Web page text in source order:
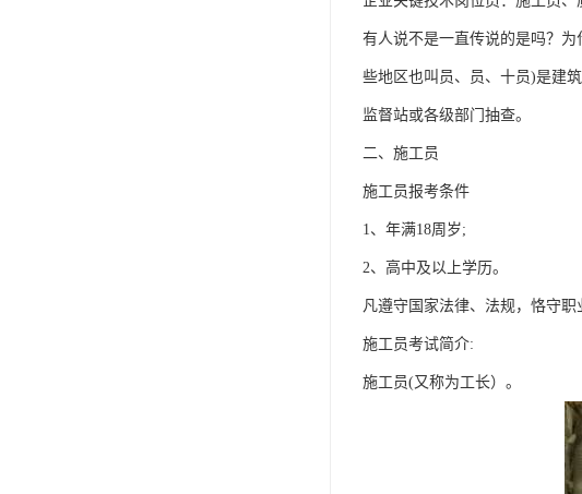
有人说不是一直传说的是吗？
些地区也叫员、员、十员)是建
监督站或各级部门抽查。
二、施工员
施工员报考条件
1、年满18周岁;
2、高中及以上学历。
凡遵守国家法律、法规，恪守
施工员考试简介:
施工员(又称为工长）。